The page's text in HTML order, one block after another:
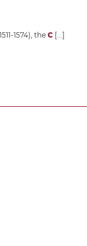
1574), theC [...]